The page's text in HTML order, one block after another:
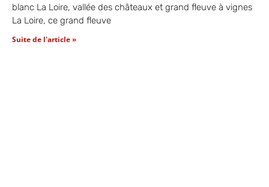
blanc La Loire, vallée des châteaux et grand fleuve à vignes
La Loire, ce grand fleuve
Suite de l'article »